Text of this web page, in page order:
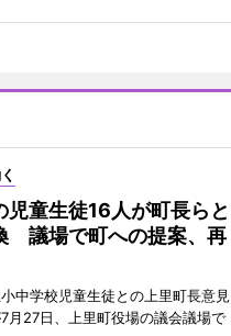
児童生徒16人が町長らと
議場で町への提案、再
小中学校児童生徒との上里町長意見
月27日、上里町役場の議会議場で